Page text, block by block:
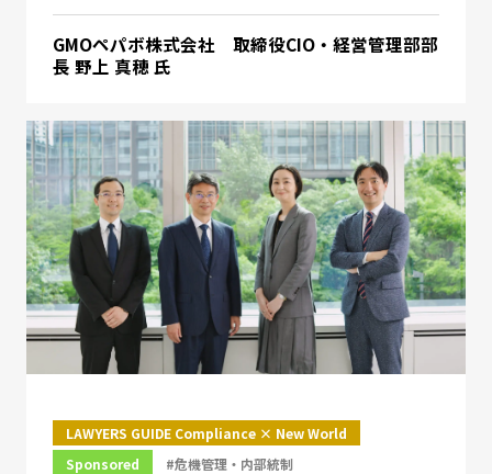
GMOペパボ株式会社 取締役CIO・経営管理部部
長 野上 真穂 氏
LAWYERS GUIDE Compliance × New World
Sponsored
#危機管理・内部統制